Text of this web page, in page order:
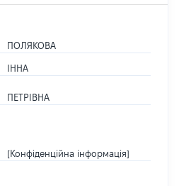
ПОЛЯКОВА
ІННА
ПЕТРІВНА
[Конфіденційна інформація]